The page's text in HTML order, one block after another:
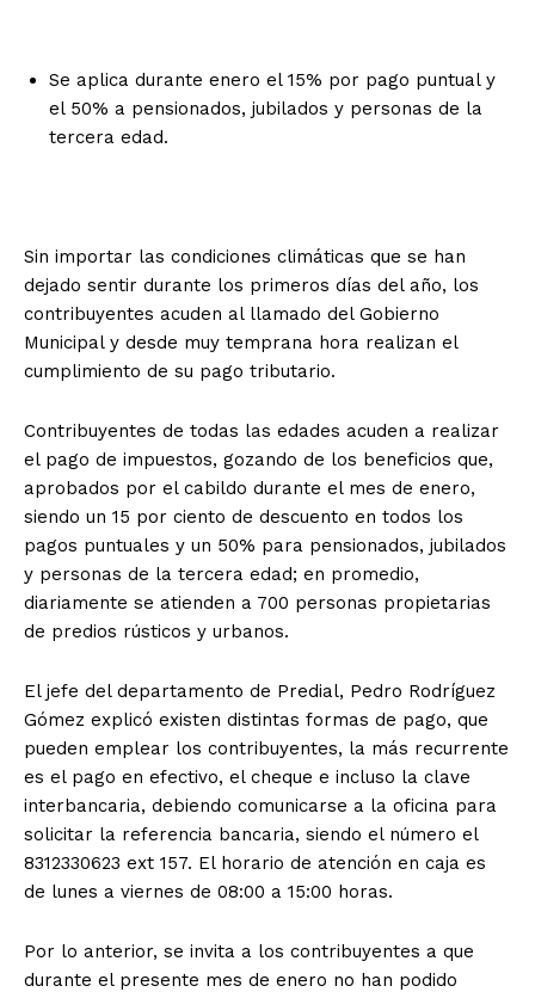
Se aplica durante enero el 15% por pago puntual y
el 50% a pensionados, jubilados y personas de la
tercera edad.
Sin importar las condiciones climáticas que se han
dejado sentir durante los primeros días del año, los
contribuyentes acuden al llamado del Gobierno
Municipal y desde muy temprana hora realizan el
cumplimiento de su pago tributario.
Contribuyentes de todas las edades acuden a realizar
el pago de impuestos, gozando de los beneficios que,
aprobados por el cabildo durante el mes de enero,
siendo un 15 por ciento de descuento en todos los
pagos puntuales y un 50% para pensionados, jubilados
y personas de la tercera edad; en promedio,
diariamente se atienden a 700 personas propietarias
de predios rústicos y urbanos.
El jefe del departamento de Predial, Pedro Rodríguez
Gómez explicó existen distintas formas de pago, que
pueden emplear los contribuyentes, la más recurrente
es el pago en efectivo, el cheque e incluso la clave
interbancaria, debiendo comunicarse a la oficina para
solicitar la referencia bancaria, siendo el número el
8312330623 ext 157. El horario de atención en caja es
de lunes a viernes de 08:00 a 15:00 horas.
Por lo anterior, se invita a los contribuyentes a que
durante el presente mes de enero no han podido